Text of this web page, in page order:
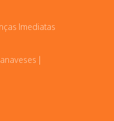
Imediatas
|